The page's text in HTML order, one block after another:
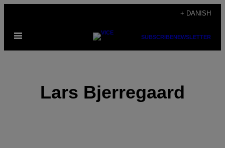
indhold
+ DANISH
Åbn
SUBSCRIBENEWSLETTER
Lars Bjerregaard